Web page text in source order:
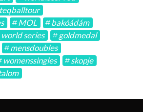
teqballtour
MOL
bakóádám
world series
goldmedal
mensdoubles
womenssingles
skopje